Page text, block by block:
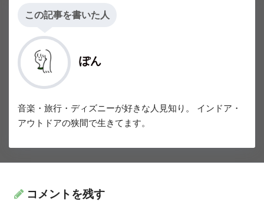
この記事を書いた人
ぽん
音楽・旅行・ディズニーが好きな人見知り。 インドア・
アウトドアの狭間で生きてます。
コメントを残す